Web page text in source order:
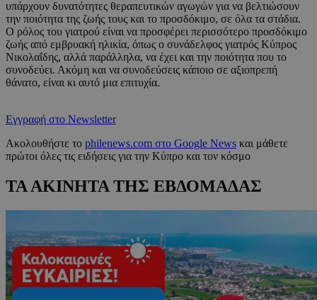
υπάρχουν δυνατότητες θεραπευτικών αγωγών για να βελτιώσουν
την ποιότητα της ζωής τους και το προσδόκιμο, σε όλα τα στάδια.
Ο ρόλος του γιατρού είναι να προσφέρει περισσότερο προσδόκιμο
ζωής από εμβρυακή ηλικία, όπως ο συνάδελφος γιατρός Κύπρος
Νικολαΐδης, αλλά παράλληλα, να έχει και την ποιότητα που το
συνοδεύει. Ακόμη και να συνοδεύσεις κάποιο σε αξιοπρεπή
θάνατο, είναι κι αυτό μια επιτυχία.
Εγγραφή στο Newsletter
Ακολουθήστε το philenews.com στο Google News και μάθετε
πρώτοι όλες τις ειδήσεις για την Κύπρο και τον κόσμο
ΤΑ ΑΚΙΝΗΤΑ ΤΗΣ ΕΒΔΟΜΑΔΑΣ